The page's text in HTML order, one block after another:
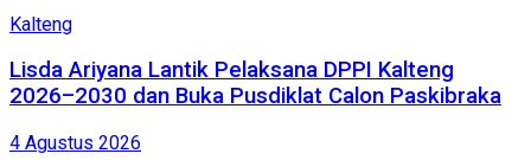
Kalteng
Lisda Ariyana Lantik Pelaksana DPPI Kalteng
2026–2030 dan Buka Pusdiklat Calon Paskibraka
4 Agustus 2026